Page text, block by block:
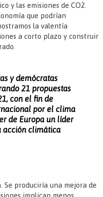
y las emisiones de CO2.
que podrían
la valentía
a corto plazo y construir
y demócratas
21 propuestas
con el fin de
por el clima
de Europa un líder
acción climática
Se produciría una mejora de
implican menos